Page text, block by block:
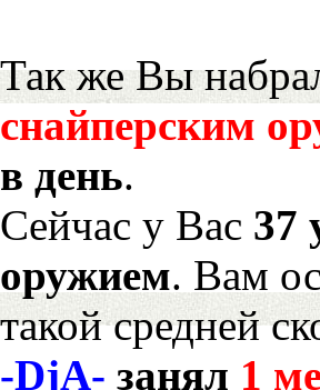
Так же Вы
снайперским
в день.
Сейчас у Вас 37
оружием. Вам
такой средней
-DjA- занял 1